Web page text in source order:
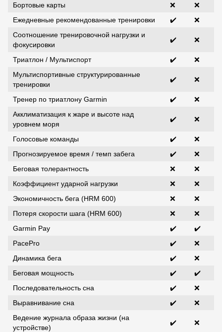
Бортовые карты
❌
❌
Ежедневные рекомендованные тренировки
✔️
❌
Соотношение тренировочной нагрузки и
фокусировки
✔️ ❌
Триатлон / Мультиспорт ✔️
❌
Мультиспортивные структурированные
тренировки
✔️ ❌
Тренер по триатлону Garmin ✔️
❌
Акклиматизация к жаре и высоте над
уровнем моря
✔️ ❌
Голосовые команды ✔️
❌
Прогнозируемое время / темп забега
✔️
❌
Беговая толерантность
❌
❌
Коэффициент ударной нагрузки
❌
❌
Экономичность бега (HRM 600)
❌
❌
Потеря скорости шага (HRM 600)
❌
❌
Garmin Pay
✔️
✔️
PacePro
✔️
❌
Динамика бега
✔️
❌
Беговая мощность
✔️
✔️
Последовательность сна
✔️
❌
Выравнивание сна
✔️
❌
Ведение журнала образа жизни (на
устройстве)
✔️ ❌